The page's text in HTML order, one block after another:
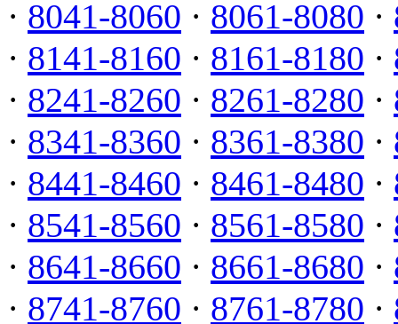
· 8041-8060 · 8061-8080 ·
· 8141-8160 · 8161-8180 ·
· 8241-8260 · 8261-8280 ·
· 8341-8360 · 8361-8380 ·
· 8441-8460 · 8461-8480 ·
· 8541-8560 · 8561-8580 ·
· 8641-8660 · 8661-8680 ·
· 8741-8760 · 8761-8780 ·